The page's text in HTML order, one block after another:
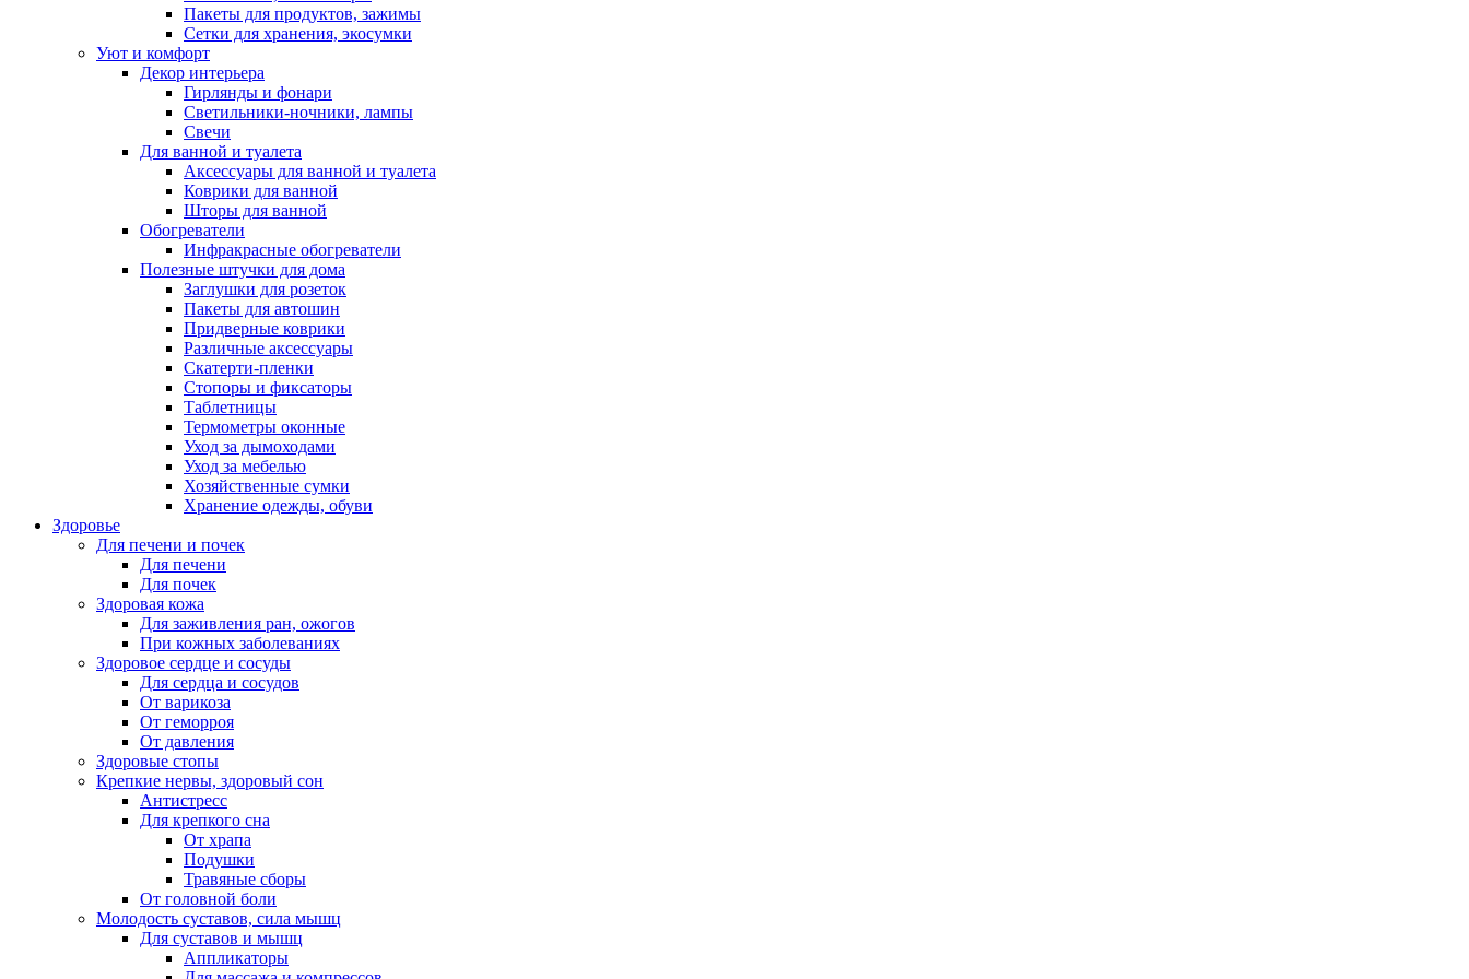
Пакеты для продуктов, зажимы
Сетки для хранения, экосумки
Уют и комфорт
Декор интерьера
Гирлянды и фонари
Светильники-ночники, лампы
Свечи
Для ванной и туалета
Аксессуары для ванной и туалета
Коврики для ванной
Шторы для ванной
Обогреватели
Инфракрасные обогреватели
Полезные штучки для дома
Заглушки для розеток
Пакеты для автошин
Придверные коврики
Различные аксессуары
Скатерти-пленки
Стопоры и фиксаторы
Таблетницы
Термометры оконные
Уход за дымоходами
Уход за мебелью
Хозяйственные сумки
Хранение одежды, обуви
Здоровье
Для печени и почек
Для печени
Для почек
Здоровая кожа
Для заживления ран, ожогов
При кожных заболеваниях
Здоровое сердце и сосуды
Для сердца и сосудов
От варикоза
От геморроя
От давления
Здоровые стопы
Крепкие нервы, здоровый сон
Антистресс
Для крепкого сна
От храпа
Подушки
Травяные сборы
От головной боли
Молодость суставов, сила мышц
Для суставов и мышц
Аппликаторы